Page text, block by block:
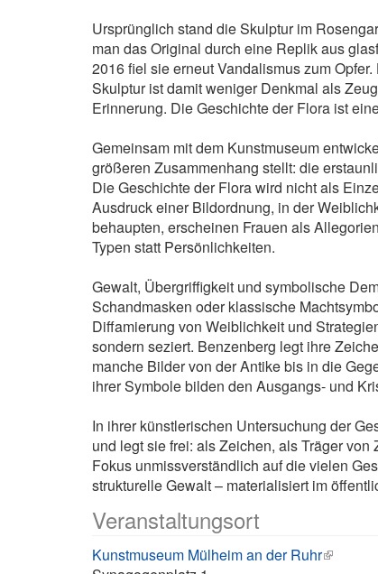
Ursprünglich stand die Skulptur im
man das Original durch eine Replik aus
2016 fiel sie erneut Vandalismus zum
Skulptur ist damit weniger Denkmal als
Erinnerung. Die Geschichte der Flora ist
Gemeinsam mit dem Kunstmuseum
größeren Zusammenhang stellt: die
Die Geschichte der Flora wird nicht als
Ausdruck einer Bildordnung, in der
behaupten, erscheinen Frauen als
Typen statt Persönlichkeiten.
Gewalt, Übergriffigkeit und symbolische
Schandmasken oder klassische
Diffamierung von Weiblichkeit und
sondern seziert. Benzenberg legt ihre
manche Bilder von der Antike bis in die
ihrer Symbole bilden den Ausgangs- und
In ihrer künstlerischen Untersuchung der
und legt sie frei: als Zeichen, als Träger
Fokus unmissverständlich auf die vielen
strukturelle Gewalt – materialisiert im
Veranstaltungsort
Kunstmuseum Mülheim an der Ruhr